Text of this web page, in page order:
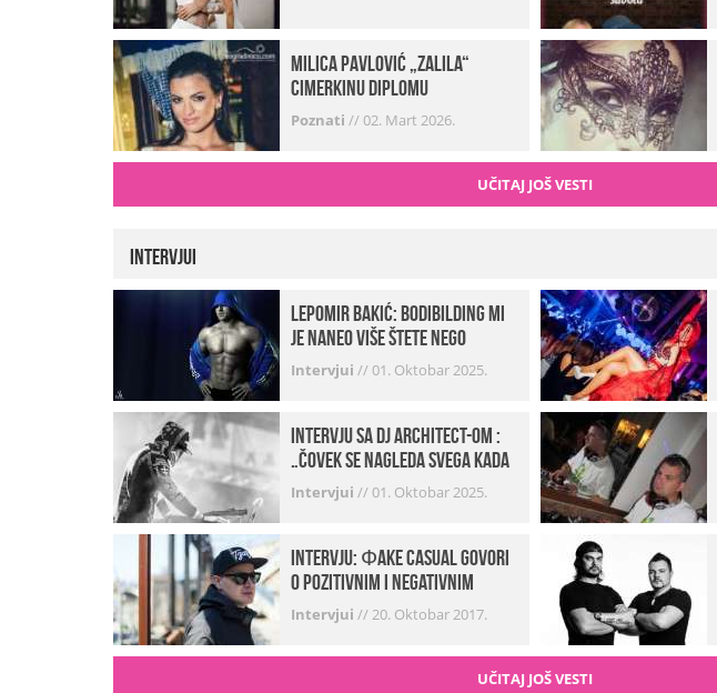
Milica Pavlović „zalila“
cimerkinu diplomu
Poznati //02. Mart 2026.
UČITAJ JOŠ VESTI
Intervjui
Lepomir Bakić: Bodibilding mi
je naneo više štete nego
koristi!
Intervjui //01. Oktobar 2025.
Intervju sa DJ Architect-om :
„Čovek se nagleda svega kada
je noćni život u pitanju. U
klubovima najmanje vidim
Intervjui //01. Oktobar 2025.
INTERVJU: Фake Casual govori
o pozitivnim i negativnim
stranama svog posla,
počecima, omiljenim mestima
…
Intervjui //20. Oktobar 2017.
UČITAJ JOŠ VESTI